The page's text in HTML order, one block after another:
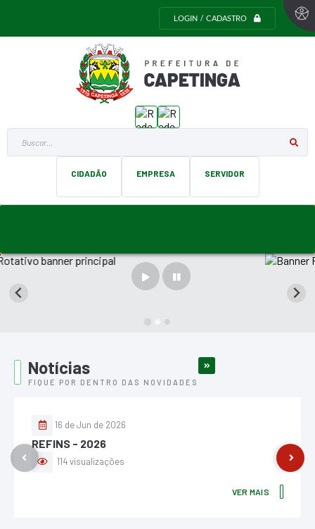
LOGIN / CADASTRO
Buscar...
CIDADÃO EMPRESA SERVIDOR
Notícias
FIQUE POR DENTRO DAS NOVIDADES
REFINS - 2026
16 de Jun de 2026
114 visualizações
VER MAIS